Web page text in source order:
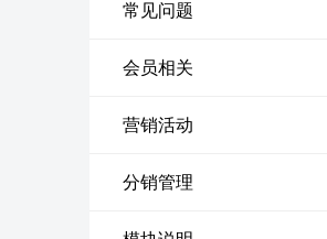
常见问题
会员相关
营销活动
分销管理